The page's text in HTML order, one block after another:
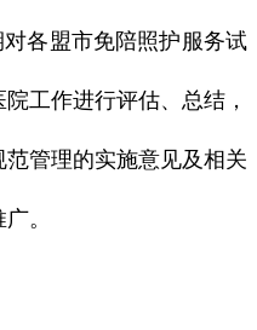
各盟市免陪照护服务试
工作进行评估、总结，
管理的实施意见及相关
。